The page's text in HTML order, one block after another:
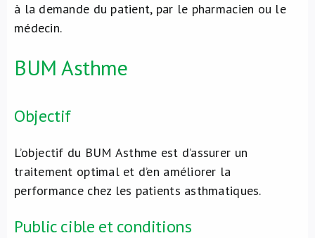
à la demande du patient, par le pharmacien ou le
médecin.
BUM Asthme
Objectif
L’objectif du BUM Asthme est d’assurer un
traitement optimal et d’en améliorer la
performance chez les patients asthmatiques.
Public cible et conditions